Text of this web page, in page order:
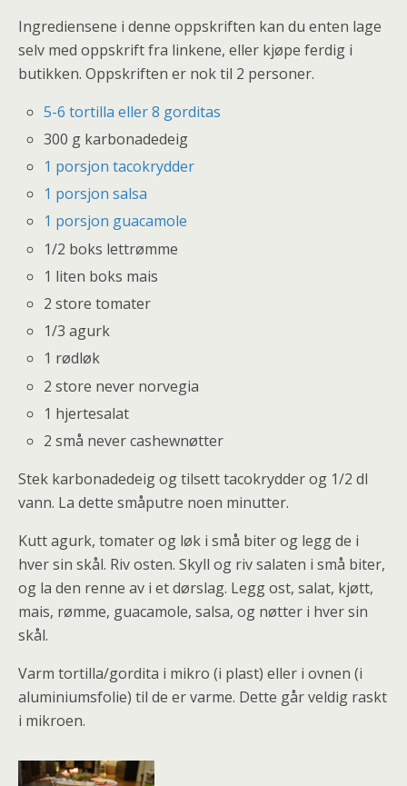
Ingrediensene i denne oppskriften kan du enten lage
selv med oppskrift fra linkene, eller kjøpe ferdig i
butikken. Oppskriften er nok til 2 personer.
5-6 tortilla eller 8 gorditas
300 g karbonadedeig
1 porsjon tacokrydder
1 porsjon salsa
1 porsjon guacamole
1/2 boks lettrømme
1 liten boks mais
2 store tomater
1/3 agurk
1 rødløk
2 store never norvegia
1 hjertesalat
2 små never cashewnøtter
Stek karbonadedeig og tilsett tacokrydder og 1/2 dl
vann. La dette småputre noen minutter.
Kutt agurk, tomater og løk i små biter og legg de i
hver sin skål. Riv osten. Skyll og riv salaten i små biter,
og la den renne av i et dørslag. Legg ost, salat, kjøtt,
mais, rømme, guacamole, salsa, og nøtter i hver sin
skål.
Varm tortilla/gordita i mikro (i plast) eller i ovnen (i
aluminiumsfolie) til de er varme. Dette går veldig raskt
i mikroen.